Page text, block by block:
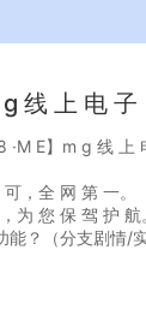
线 上 电 子
·M E】m g 线 上
，全 网 第 一。
为 您 保 驾 护 航
？（分支剧情/